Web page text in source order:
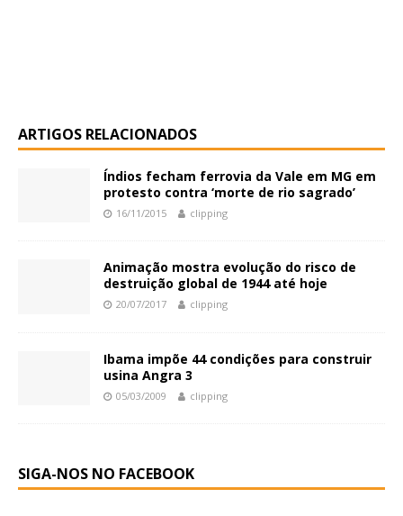
ARTIGOS RELACIONADOS
Índios fecham ferrovia da Vale em MG em
protesto contra ‘morte de rio sagrado’
16/11/2015 clipping
Animação mostra evolução do risco de
destruição global de 1944 até hoje
20/07/2017 clipping
Ibama impõe 44 condições para construir
usina Angra 3
05/03/2009 clipping
SIGA-NOS NO FACEBOOK